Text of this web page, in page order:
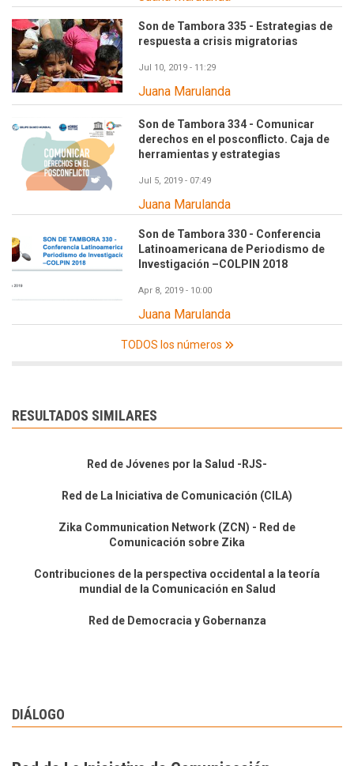
Son de Tambora 335 - Estrategias de
respuesta a crisis migratorias
Jul 10, 2019 - 11:29
Juana Marulanda
Son de Tambora 334 - Comunicar
derechos en el posconflicto. Caja de
herramientas y estrategias
Jul 5, 2019 - 07:49
Juana Marulanda
Son de Tambora 330 - Conferencia
Latinoamericana de Periodismo de
Investigación –COLPIN 2018
Apr 8, 2019 - 10:00
Juana Marulanda
TODOS los números
RESULTADOS SIMILARES
Red de Jóvenes por la Salud -RJS-
Red de La Iniciativa de Comunicación (CILA)
Zika Communication Network (ZCN) - Red de
Comunicación sobre Zika
Contribuciones de la perspectiva occidental a la teoría
mundial de la Comunicación en Salud
Red de Democracia y Gobernanza
DIÁLOGO